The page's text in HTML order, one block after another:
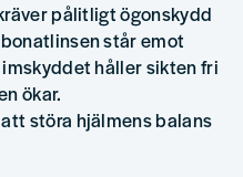
pålitligt ögonskydd
står emot
håller sikten fri
ökar.
störa hjälmens balans